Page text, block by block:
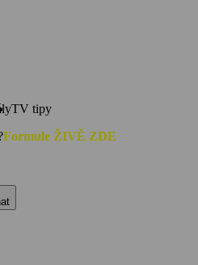
TV tipy
Formule ŽIVĚ ZDE